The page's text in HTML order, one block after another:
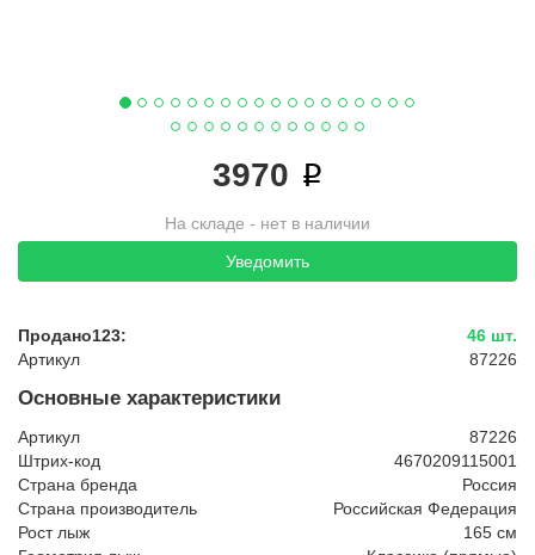
3970 i
На складе - нет в наличии
Уведомить
Продано123:
46 шт.
Артикул
87226
Основные характеристики
Артикул
87226
Штрих-код
4670209115001
Страна бренда
Россия
Страна производитель
Российская Федерация
Рост лыж
165 см